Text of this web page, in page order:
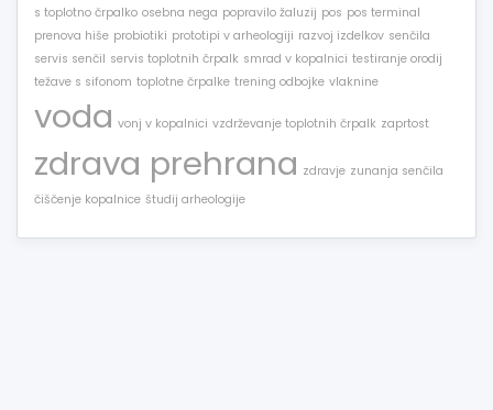
s toplotno črpalko osebna nega popravilo žaluzij pos pos terminal
prenova hiše probiotiki prototipi v arheologiji razvoj izdelkov senčila
servis senčil servis toplotnih črpalk smrad v kopalnici testiranje orodij
težave s sifonom toplotne črpalke trening odbojke vlaknine
voda vonj v kopalnici vzdrževanje toplotnih črpalk zaprtost
zdrava prehrana zdravje zunanja senčila
čiščenje kopalnice študij arheologije